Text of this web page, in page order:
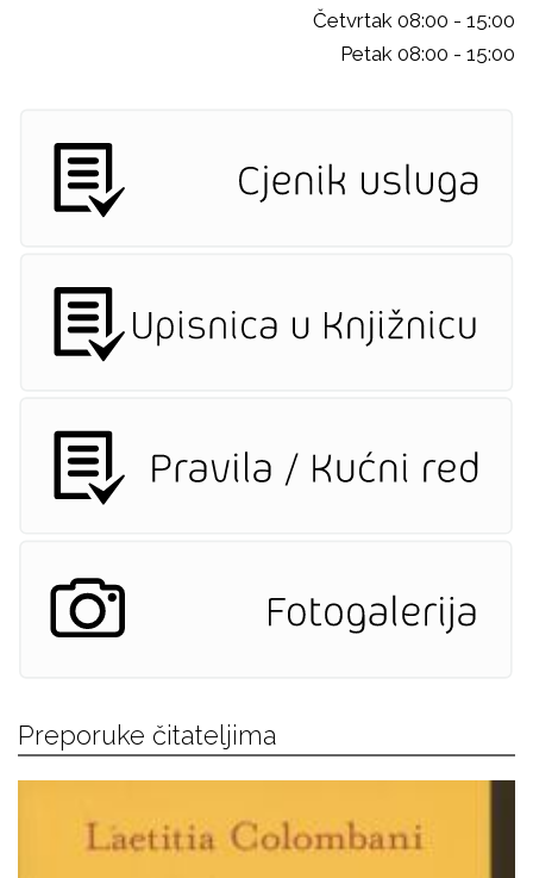
Četvrtak 08:00 - 15:00
Petak 08:00 - 15:00
Preporuke čitateljima